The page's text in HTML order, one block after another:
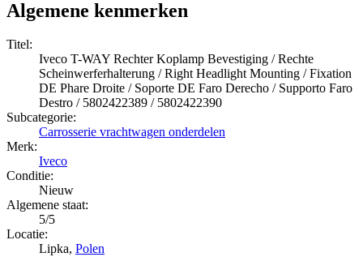
Algemene kenmerken
Titel:
Iveco T-WAY Rechter Koplamp Bevestiging / Rechte
Scheinwerferhalterung / Right Headlight Mounting / Fixation
DE Phare Droite / Soporte DE Faro Derecho / Supporto Faro
Destro / 5802422389 / 5802422390
Subcategorie:
Carrosserie vrachtwagen onderdelen
Merk:
Iveco
Conditie:
Nieuw
Algemene staat:
5/5
Locatie:
Lipka, Polen